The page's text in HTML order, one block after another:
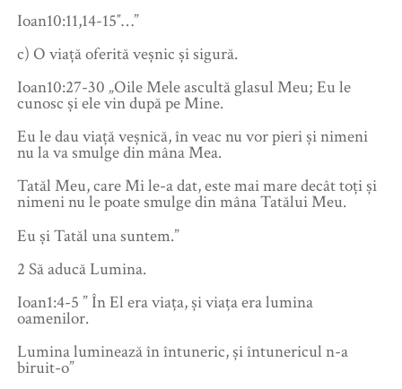
Ioan10:11,14-15″…”
c) O viață oferită veșnic și sigură.
Ioan10:27-30 „Oile Mele ascultă glasul Meu; Eu le
cunosc și ele vin după pe Mine.
Eu le dau viață veșnică, în veac nu vor pieri și nimeni
nu la va smulge din mâna Mea.
Tatăl Meu, care Mi le-a dat, este mai mare decât toți și
nimeni nu le poate smulge din mâna Tatălui Meu.
Eu și Tatăl una suntem.”
2 Să aducă Lumina.
Ioan1:4-5 ” În El era viața, și viața era lumina
oamenilor.
Lumina luminează în întuneric, și întunericul n-a
biruit-o”